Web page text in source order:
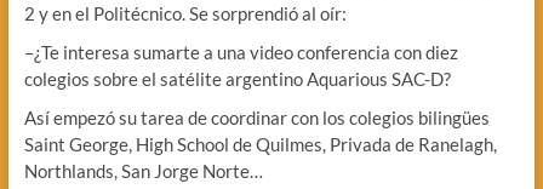
2 y en el Politécnico. Se sorprendió al oír:
–¿Te interesa sumarte a una video conferencia con diez
colegios sobre el satélite argentino Aquarious SAC-D?
Así empezó su tarea de coordinar con los colegios bilingües
Saint George, High School de Quilmes, Privada de Ranelagh,
Northlands, San Jorge Norte…